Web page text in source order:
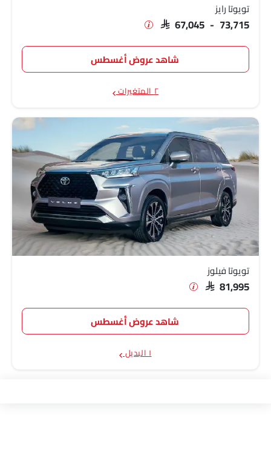
تويوتا رايز
SAR 67,045 - 73,715
شاهد عروض أغسطس
٢ المتغيرات
تويوتا فيلوز
SAR 81,995
شاهد عروض أغسطس
١ البديل